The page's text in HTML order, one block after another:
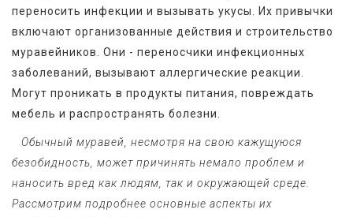
переносить инфекции и вызывать укусы. Их привычки
включают организованные действия и строительство
муравейников. Они - переносчики инфекционных
заболеваний, вызывают аллергические реакции.
Могут проникать в продукты питания, повреждать
мебель и распространять болезни.
Обычный муравей, несмотря на свою кажущуюся
безобидность, может причинять немало проблем и
наносить вред как людям, так и окружающей среде.
Рассмотрим подробнее основные аспекты их